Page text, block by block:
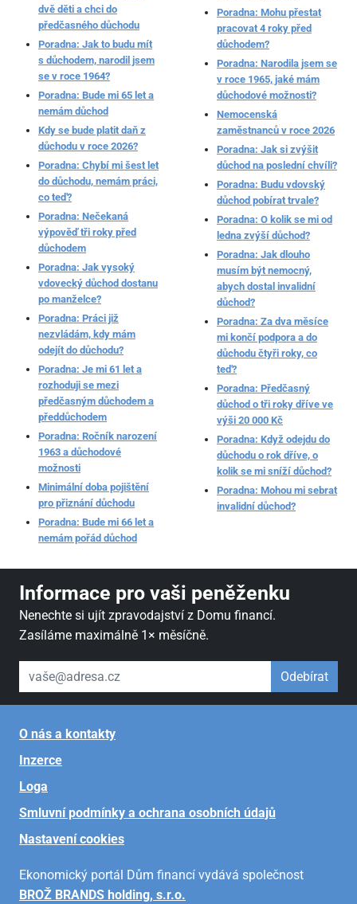
dvě děti a chci do
předčasného důchodu
Poradna: Jak to budu mít
s důchodem, narodil jsem
se v roce 1964?
Poradna: Bude mi 65 let a
nemám důchod
Kdy se bude platit daň z
důchodu v roce 2026?
Poradna: Chybí mi šest let
do důchodu, nemám práci,
co teď?
Poradna: Nečekaná
výpověď tři roky před
důchodem
Poradna: Jak vysoký
vdovecký důchod dostanu
po manželce?
Poradna: Práci již
nezvládám, kdy mám
odejít do důchodu?
Poradna: Je mi 61 let a
rozhoduji se mezi
předčasným důchodem a
předdůchodem
Poradna: Ročník narození
1963 a důchodové
možnosti
Minimální doba pojištění
pro přiznání důchodu
Poradna: Bude mi 66 let a
nemám pořád důchod
Poradna: Mohu přestat
pracovat 4 roky před
důchodem?
Poradna: Narodila jsem se
v roce 1965, jaké mám
důchodové možnosti?
Nemocenská
zaměstnanců v roce 2026
Poradna: Jak si zvýšit
důchod na poslední chvíli?
Poradna: Budu vdovský
důchod pobírat trvale?
Poradna: O kolik se mi od
ledna zvýší důchod?
Poradna: Jak dlouho
musím být nemocný,
abych dostal invalidní
důchod?
Poradna: Za dva měsíce
mi končí podpora a do
důchodu čtyři roky, co
teď?
Poradna: Předčasný
důchod o tři roky dříve ve
výši 20 000 Kč
Poradna: Když odejdu do
důchodu o rok dříve, o
kolik se mi sníží důchod?
Poradna: Mohou mi sebrat
invalidní důchod?
Informace pro vaši peněženku
Nenechte si ujít zpravodajství z Domu financí.
Zasíláme maximálně 1× měsíčně.
váš email Odebírat
O nás a kontakty
Inzerce
Loga
Smluvní podmínky a ochrana osobních údajů
Nastavení cookies
Ekonomický portál Dům financí vydává společnost
BROŽ BRANDS holding, s.r.o.